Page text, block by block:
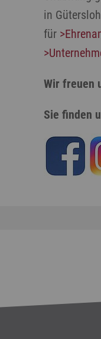
in
für
Wir freuen
Sie finden